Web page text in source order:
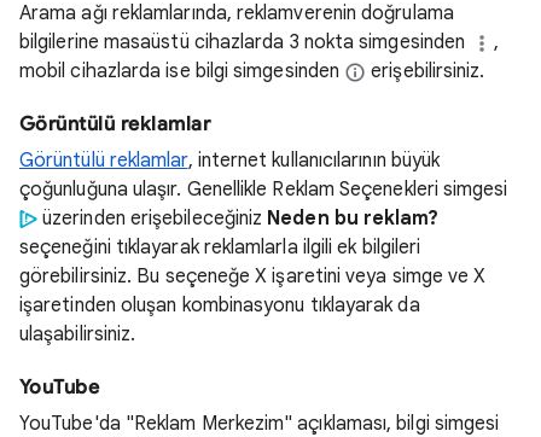
Arama ağı reklamlarında, reklamverenin doğrulama
bilgilerine masaüstü cihazlarda 3 nokta simgesinden
,
mobil cihazlarda ise bilgi simgesinden
erişebilirsiniz.
Görüntülü reklamlar
Görüntülü reklamlar, internet kullanıcılarının büyük
çoğunluğuna ulaşır. Genellikle Reklam Seçenekleri simgesi
üzerinden erişebileceğiniz Neden bu reklam?
seçeneğini tıklayarak reklamlarla ilgili ek bilgileri
görebilirsiniz. Bu seçeneğe X işaretini veya simge ve X
işaretinden oluşan kombinasyonu tıklayarak da
ulaşabilirsiniz.
YouTube
YouTube'da "Reklam Merkezim" açıklaması, bilgi simgesi